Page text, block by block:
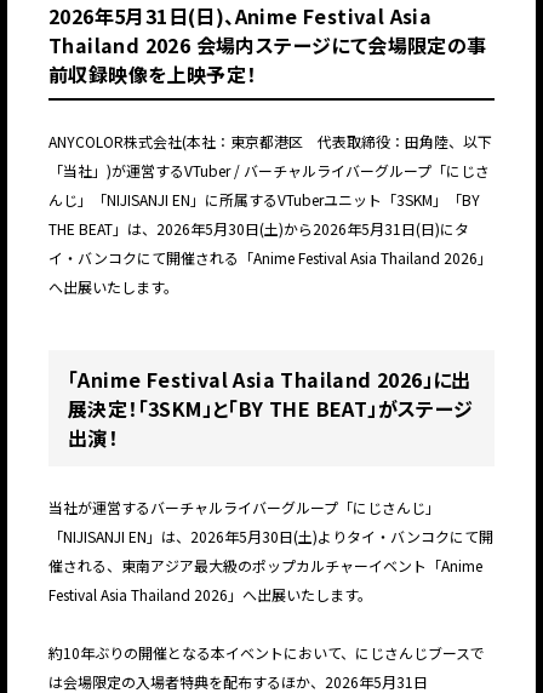
2026年5月31日(日)、Anime Festival Asia
Thailand 2026 会場内ステージにて会場限定の事
前収録映像を上映予定！
ANYCOLOR株式会社(本社：東京都港区 代表取締役：田角陸、以下
「当社」)が運営するVTuber / バーチャルライバーグループ「にじさ
んじ」「NIJISANJI EN」に所属するVTuberユニット「3SKM」「BY
THE BEAT」は、2026年5月30日(土)から2026年5月31日(日)にタ
イ・バンコクにて開催される「Anime Festival Asia Thailand 2026」
へ出展いたします。
「Anime Festival Asia Thailand 2026」に出
展決定！「3SKM」と「BY THE BEAT」がステージ
出演！
当社が運営するバーチャルライバーグループ「にじさんじ」
「NIJISANJI EN」は、2026年5月30日(土)よりタイ・バンコクにて開
催される、東南アジア最大級のポップカルチャーイベント「Anime
Festival Asia Thailand 2026」へ出展いたします。
約10年ぶりの開催となる本イベントにおいて、にじさんじブースで
は会場限定の入場者特典を配布するほか、2026年5月31日